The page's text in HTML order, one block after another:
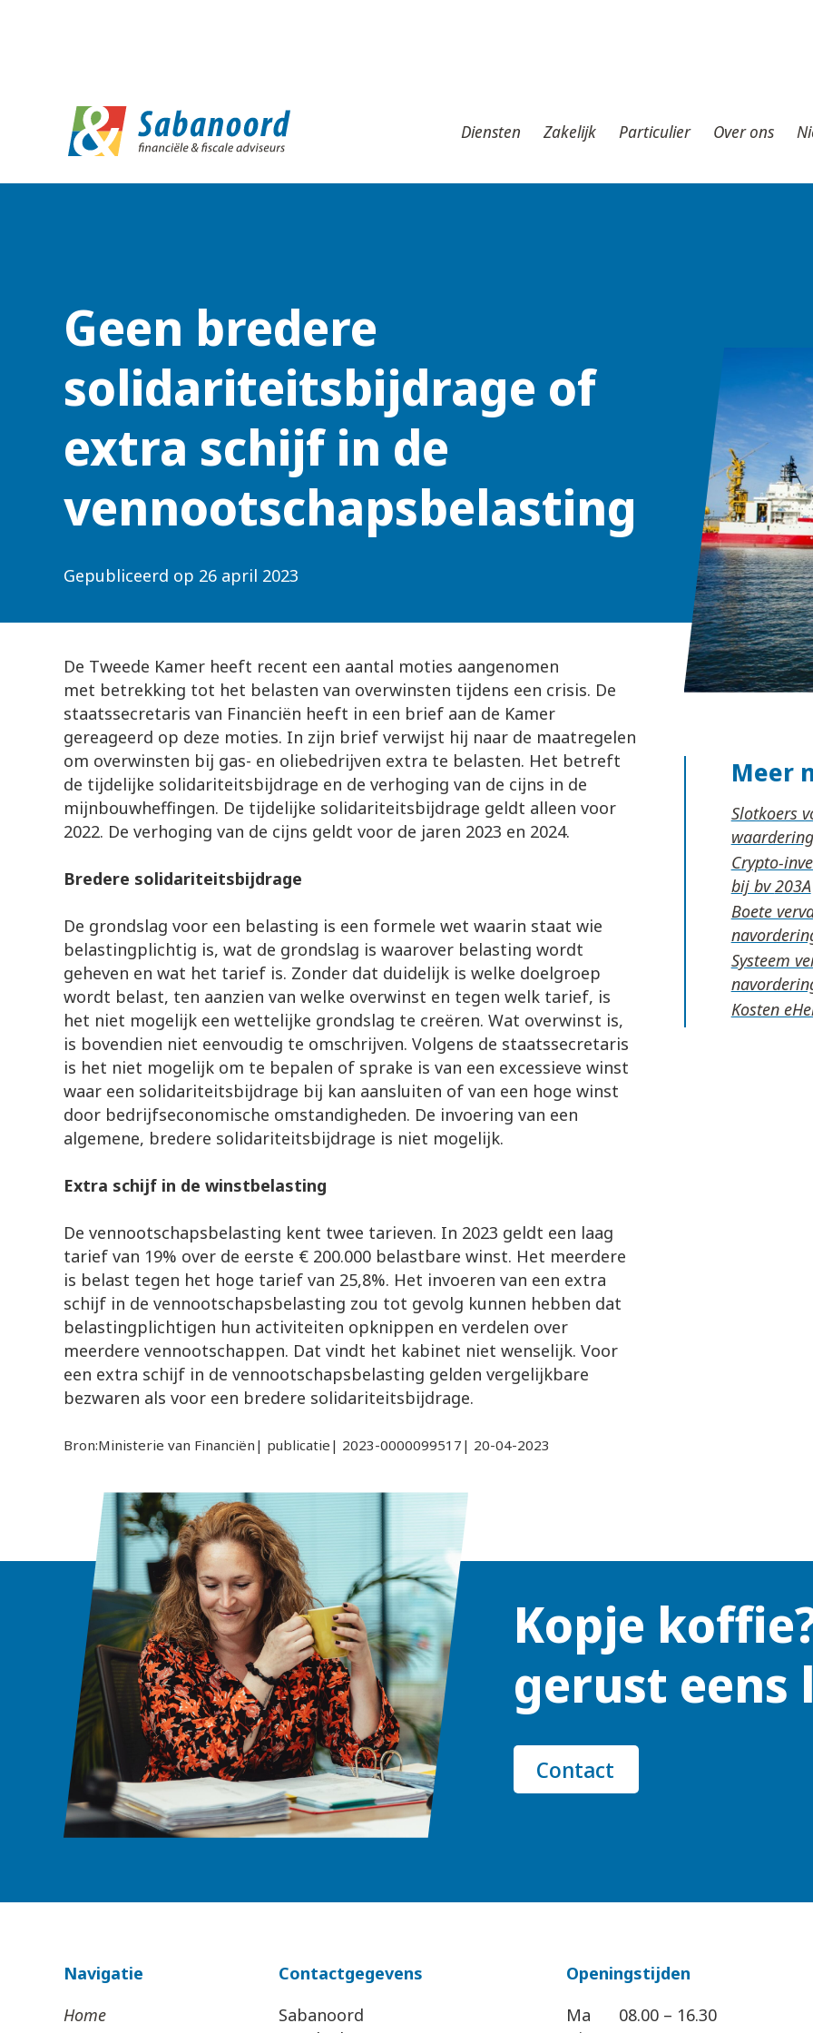
Diensten Zakelijk Particulier Over ons
Geen bredere
solidariteitsbijdrage of
extra schijf in de
vennootschapsbelasting
Gepubliceerd op 26 april 2023
De Tweede Kamer heeft recent een aantal moties aangenomen
met betrekking tot het belasten van overwinsten tijdens een crisis. De
staatssecretaris van Financiën heeft in een brief aan de Kamer
gereageerd op deze moties. In zijn brief verwijst hij naar de maatregelen
om overwinsten bij gas- en oliebedrijven extra te belasten. Het betreft
de tijdelijke solidariteitsbijdrage en de verhoging van de cijns in de
mijnbouwheffingen. De tijdelijke solidariteitsbijdrage geldt alleen voor
2022. De verhoging van de cijns geldt voor de jaren 2023 en 2024.
Bredere solidariteitsbijdrage
De grondslag voor een belasting is een formele wet waarin staat wie
belastingplichtig is, wat de grondslag is waarover belasting wordt
geheven en wat het tarief is. Zonder dat duidelijk is welke doelgroep
wordt belast, ten aanzien van welke overwinst en tegen welk tarief, is
het niet mogelijk een wettelijke grondslag te creëren. Wat overwinst is,
is bovendien niet eenvoudig te omschrijven. Volgens de staatssecretaris
is het niet mogelijk om te bepalen of sprake is van een excessieve winst
waar een solidariteitsbijdrage bij kan aansluiten of van een hoge winst
door bedrijfseconomische omstandigheden. De invoering van een
algemene, bredere solidariteitsbijdrage is niet mogelijk.
Extra schijf in de winstbelasting
De vennootschapsbelasting kent twee tarieven. In 2023 geldt een laag
tarief van 19% over de eerste € 200.000 belastbare winst. Het meerdere
is belast tegen het hoge tarief van 25,8%. Het invoeren van een extra
schijf in de vennootschapsbelasting zou tot gevolg kunnen hebben dat
belastingplichtigen hun activiteiten opknippen en verdelen over
meerdere vennootschappen. Dat vindt het kabinet niet wenselijk. Voor
een extra schijf in de vennootschapsbelasting gelden vergelijkbare
bezwaren als voor een bredere solidariteitsbijdrage.
Bron:Ministerie van Financiën| publicatie| 2023-0000099517| 20-04-2023
Meer
Slotkoers
Crypto-
bij bv
Boete
Systeem
Kosten
Kopje
gerust eens
Contact
Navigatie
Home
Contactgegevens
Sabanoord
Openingstijden
Ma
08.00 – 16.30